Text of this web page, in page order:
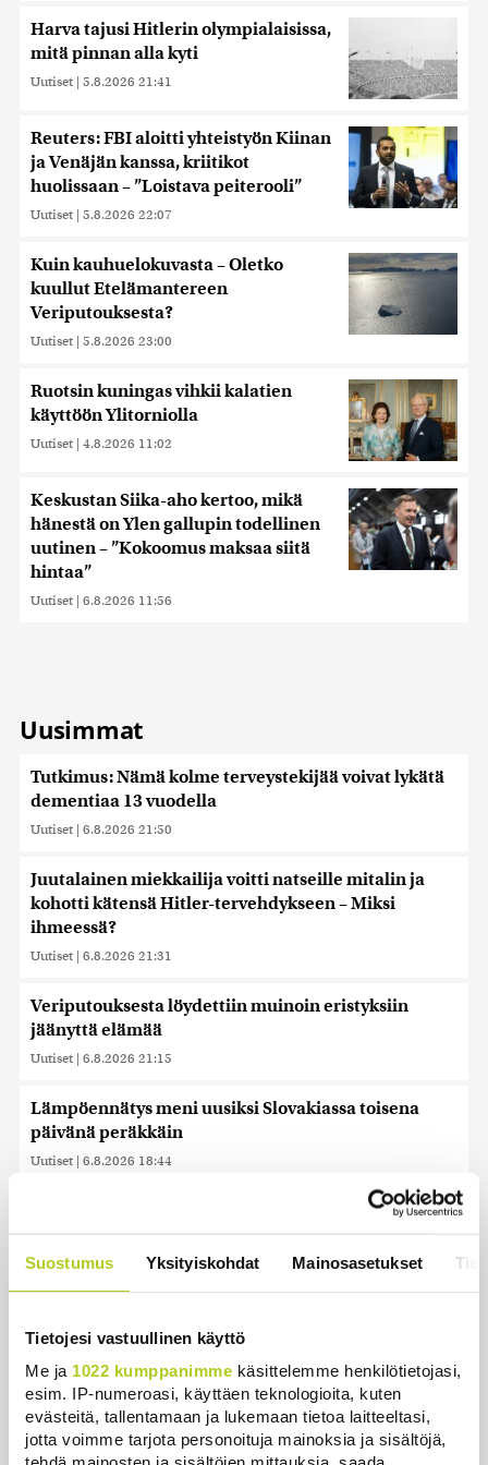
Suostumus Yksityiskohdat Mainosasetukset
Tietojesi vastuullinen käyttö
Me ja 1022 kumppanimme käsittelemme henkilötietojasi,
esim. IP-numeroasi, käyttäen teknologioita, kuten
evästeitä, tallentamaan ja lukemaan tietoa laitteeltasi,
jotta voimme tarjota personoituja mainoksia ja sisältöjä,
Harva tajusi Hitlerin olympialaisissa,
mitä pinnan alla kyti
Uutiset | 5.8.2026 21:41
Reuters: FBI aloitti yhteistyön Kiinan
ja Venäjän kanssa, kriitikot
huolissaan – ”Loistava peiterooli”
Uutiset | 5.8.2026 22:07
Kuin kauhuelokuvasta – Oletko
kuullut Etelämantereen
Veriputouksesta?
Uutiset | 5.8.2026 23:00
Ruotsin kuningas vihkii kalatien
käyttöön Ylitorniolla
Uutiset | 4.8.2026 11:02
Keskustan Siika-aho kertoo, mikä
hänestä on Ylen gallupin todellinen
uutinen – ”Kokoomus maksaa siitä
hintaa”
Uutiset | 6.8.2026 11:56
Uusimmat
Tutkimus: Nämä kolme terveystekijää voivat lykätä
dementiaa 13 vuodella
Uutiset | 6.8.2026 21:50
Juutalainen miekkailija voitti natseille mitalin ja
kohotti kätensä Hitler-tervehdykseen – Miksi
ihmeessä?
Uutiset | 6.8.2026 21:31
Veriputouksesta löydettiin muinoin eristyksiin
jäänyttä elämää
Uutiset | 6.8.2026 21:15
Lämpöennätys meni uusiksi Slovakiassa toisena
päivänä peräkkäin
Uutiset | 6.8.2026 18:44
Valtiovarainministeriön leikkausehdotus voi
pidentää Kelan käsittelyaikoja
Uutiset | 6.8.2026 17:16
harkitsee hyökkäyksiä Baltiaan
Uutiset | 6.8.2026 17:12
Ex-kansanedustaja Ano Turtiaista ja hänen
vaimoaan syytetään törkeistä talousrikoksista